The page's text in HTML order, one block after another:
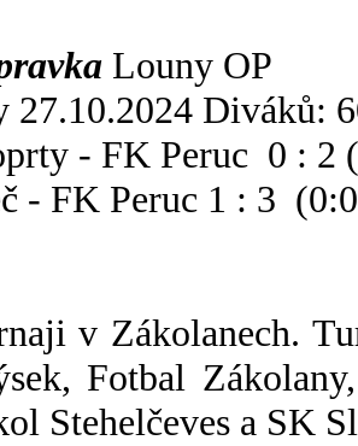
Louny OP
27.10.2024 Diváků:
- FK Peruc 0 : 2
- FK Peruc 1 : 3
v Zákolanech.
Fotbal
Stehelčeves a SK